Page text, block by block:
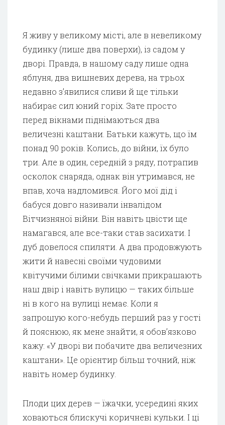
Я живу у великому місті, але в невеликому
будинку (лише два поверхи), із садом у
дворі. Правда, в нашому саду лише одна
яблуня, два вишневих дерева, на трьох
недавно з’явилися сливи й ще тільки
набирає сил юний горіх. Зате просто
перед вікнами піднімаються два
величезні каштани. Батьки кажуть, що їм
понад 90 років. Колись, до війни, їх було
три. Але в один, середній з ряду, потрапив
осколок снаряда, однак він утримався, не
впав, хоча надломився. Його мої дід і
бабуся довго називали інвалідом
Вітчизняної війни. Він навіть цвісти ще
намагався, але все-таки став засихати. І
дуб довелося спиляти. А два продовжують
жити й навесні своїми чудовими
квітучими білими свічками прикрашають
наш двір і навіть вулицю — таких більше
ні в кого на вулиці немає. Коли я
запрошую кого-небудь перший раз у гості
й пояснюю, як мене знайти, я обов’язково
кажу: «У дворі ви побачите два величезних
каштани». Це орієнтир більш точний, ніж
навіть номер будинку.
Плоди цих дерев — їжачки, усередині яких
ховаються блискучі коричневі кульки. І ці